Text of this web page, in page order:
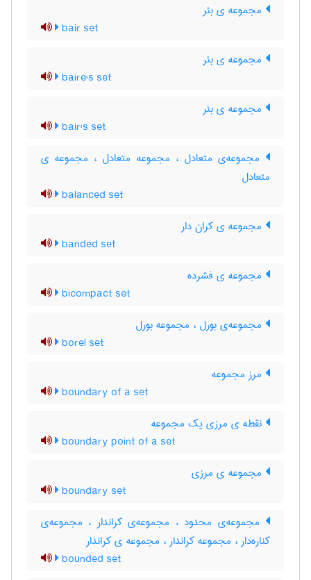
مجموعه ی بئر
bair set
مجموعه ی بئر
baire's set
مجموعه ی بئر
bair's set
مجموعه‌ی متعادل ، مجموعه متعادل ، مجموعه ی
متعادل
balanced set
مجموعه ی کران دار
banded set
مجموعه ی فشرده
bicompact set
مجموعه‌ی بورل ، مجموعه بورل
borel set
مرز مجموعه
boundary of a set
نقطه ی مرزی یک مجموعه
boundary point of a set
مجموعه ی مرزی
boundary set
مجموعه‌ی محدود ، مجموعه‌ی کراندار ، مجموعه‌ی
کناره‌دار ، مجموعه کراندار ، مجموعه ی کراندار
bounded set